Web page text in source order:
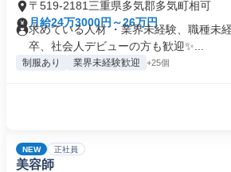
〒519-2181三重県多気郡多気町相可
月給24万3000円～26万円
求めている人材 ・業界未経験、職種未
卒、社会人デビューの方も歓迎✨...
制服あり 業界未経験歓迎 +25個
NEW 正社員
美容師